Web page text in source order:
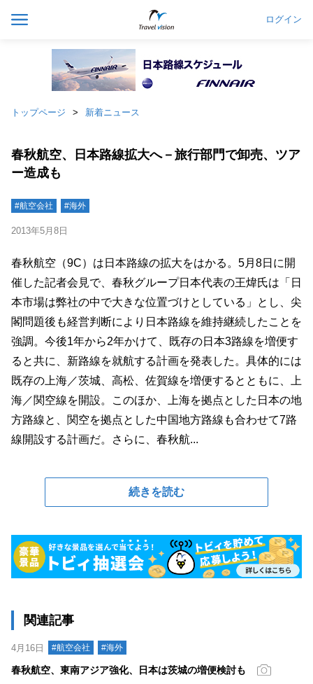
ログイン
トップページ 新着ニュース
春秋航空、日本路線拡大へ－旅行部門で卸売、ツア
ー造成も
#航空会社 #海外
2013年5月8日
春秋航空（9C）は日本路線の拡大をはかる。5月8日に開
催した記者会見で、春秋グループ日本代表の王煒氏は「日
本市場は弊社の中で大きな位置づけとしている」とし、尖
閣問題後も経営判断により日本路線を維持継続したことを
強調。今後1年から2年かけて、既存の日本3路線を増便す
ると共に、新路線を就航する計画を発表した。具体的には
既存の上海／茨城、高松、佐賀線を増便するとともに、上
海／関空線を開設。このほか、上海を拠点とした日本の地
方路線と、関空を拠点とした中国地方路線も合わせて7路
線開設する計画だ。さらに、春秋航...
続きを読む
関連記事
4月16日 #航空会社 #海外
春秋航空、東南アジア強化、日本は茨城の増便検討も